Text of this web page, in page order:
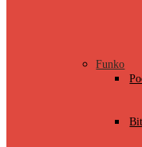
Funko